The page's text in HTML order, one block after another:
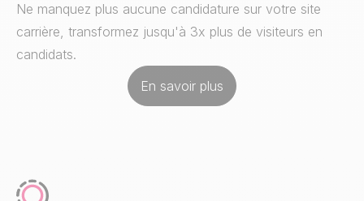
Ne manquez plus aucune candidature sur votre site
carrière, transformez jusqu'à 3x plus de visiteurs en
candidats.
En savoir plus